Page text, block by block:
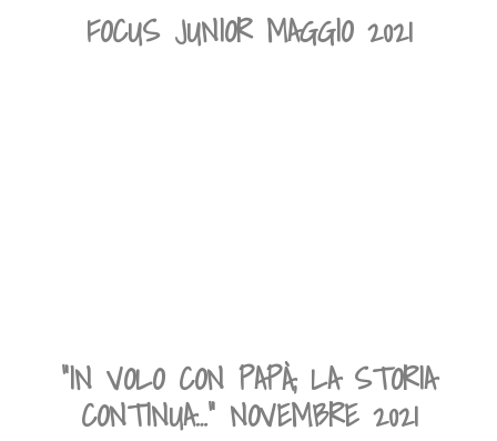
FOCUS JUNIOR MAGGIO 2021
“IN VOLO CON PAPÀ, LA STORIA
CONTINUA…” NOVEMBRE 2021